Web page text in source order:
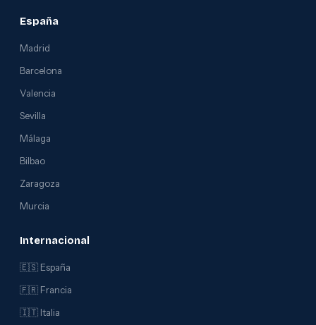
España
Madrid
Barcelona
Valencia
Sevilla
Málaga
Bilbao
Zaragoza
Murcia
Internacional
🇪🇸 España
🇫🇷 Francia
🇮🇹 Italia